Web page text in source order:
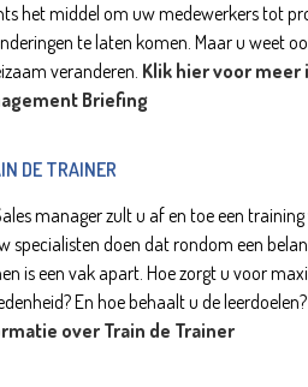
het middel om uw medewerkers tot
te laten komen. Maar u weet
veranderen. Klik hier voor
Briefing
DE TRAINER
manager zult u af en toe een
specialisten doen dat rondom een
is een vak apart. Hoe zorgt u voor
En hoe behaalt u de leerdoelen?
over Train de Trainer